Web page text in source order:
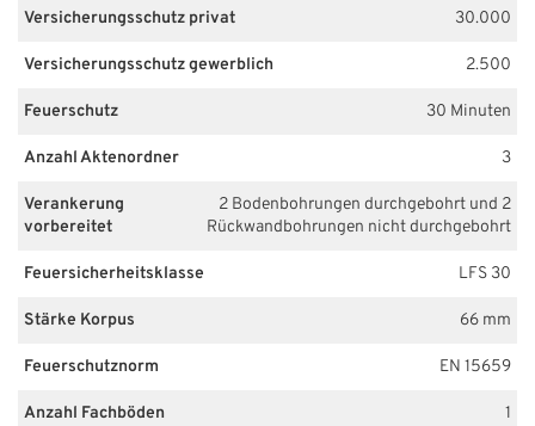
Versicherungsschutz privat 30.000
Versicherungsschutz gewerblich 2.500
Feuerschutz 30 Minuten
Anzahl Aktenordner 3
Verankerung
vorbereitet
2 Bodenbohrungen durchgebohrt und 2
Rückwandbohrungen nicht durchgebohrt
Feuersicherheitsklasse LFS 30
Stärke Korpus 66 mm
Feuerschutznorm EN 15659
Anzahl Fachböden 1